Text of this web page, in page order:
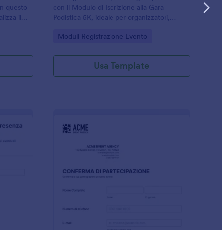
questo
il
con il Modulo di Iscrizione alla Gara
Podistica 5K, ideale per organizzatori,
partecipanti e raccolta dati online in modo
Go to Category:
Moduli Registrazione Evento
Usa Template